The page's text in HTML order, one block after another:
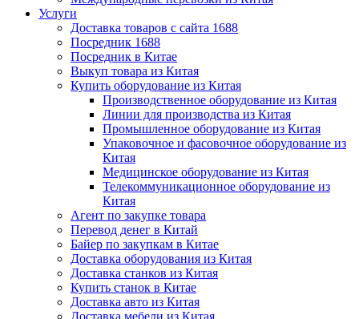
Услуги
Доставка товаров с сайта 1688
Посредник 1688
Посредник в Китае
Выкуп товара из Китая
Купить оборудование из Китая
Производственное оборудование из Китая
Линии для производства из Китая
Промышленное оборудование из Китая
Упаковочное и фасовочное оборудование из
Китая
Медицинское оборудование из Китая
Телекоммуникационное оборудование из
Китая
Агент по закупке товара
Перевод денег в Китай
Байер по закупкам в Китае
Доставка оборудования из Китая
Доставка станков из Китая
Купить станок в Китае
Доставка авто из Китая
Доставка мебели из Китая